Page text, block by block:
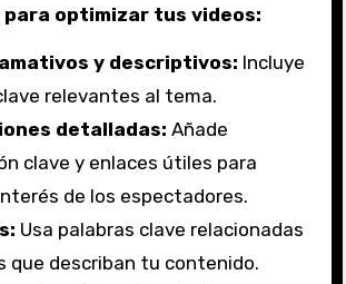
para optimizar tus videos:
y descriptivos: Incluye
relevantes al tema.
detalladas: Añade
clave y enlaces útiles para
de los espectadores.
Usa palabras clave relacionadas
que describan tu contenido.